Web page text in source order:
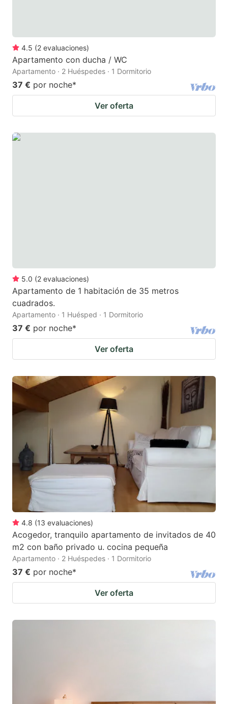
4.5 (2 evaluaciones)
Apartamento con ducha / WC
Apartamento · 2 Huéspedes · 1 Dormitorio
37 € por noche*
Ver oferta
5.0 (2 evaluaciones)
Apartamento de 1 habitación de 35 metros
cuadrados.
Apartamento · 1 Huésped · 1 Dormitorio
37 € por noche*
Ver oferta
4.8 (13 evaluaciones)
Acogedor, tranquilo apartamento de invitados de 40
m2 con baño privado u. cocina pequeña
Apartamento · 2 Huéspedes · 1 Dormitorio
37 € por noche*
Ver oferta